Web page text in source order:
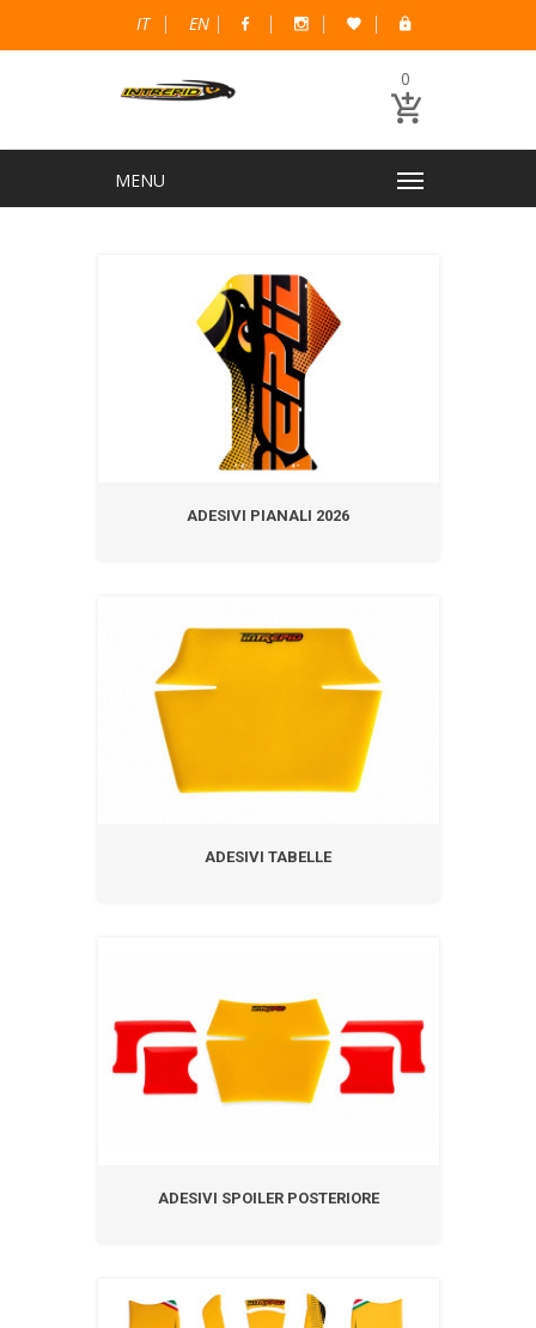
IT EN
0
ADESIVI PIANALI 2026
ADESIVI TABELLE
ADESIVI SPOILER POSTERIORE